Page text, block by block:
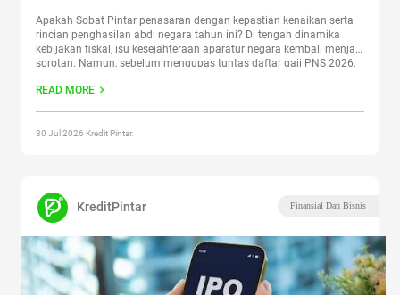
Apakah Sobat Pintar penasaran dengan kepastian kenaikan serta
rincian penghasilan abdi negara tahun ini? Di tengah dinamika
kebijakan fiskal, isu kesejahteraan aparatur negara kembali menjadi
sorotan. Namun, sebelum mengupas tuntas daftar gaji PNS 2026,
PNS, serta bagaimana sistem pembagian golongan yang
READ MORE
30 Jul 2026 Kredit Pintar.
KreditPintar Finansial Dan Bisnis